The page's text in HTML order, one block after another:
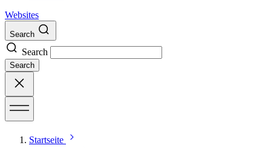
Websites
Search
Search
Search
Startseite